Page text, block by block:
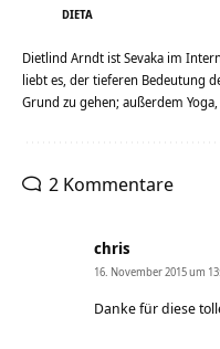
DIETA
Dietlind Arndt ist Sevaka im
liebt es, der tieferen Bedeutung
Grund zu gehen; außerdem
2 Kommentare
chris
16. November 2015 um
Danke für diese